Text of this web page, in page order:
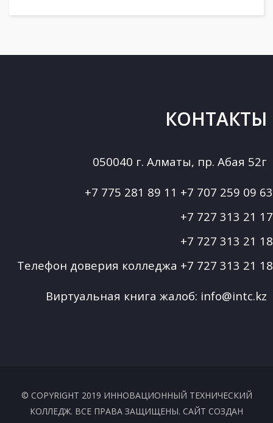
КОНТАКТЫ
050040 г. Алматы, пр. Абая 52г
+7 775 281 89 11 +7 707 259 09 63
+7 727 313 21 17
+7 727 313 21 18
Телефон доверия колледжа +7 727 313 21 18
Виртуальная книга жалоб: info@intc.kz
© COPYRIGHT 2019 ИННОВАЦИОННЫЙ ТЕХНИЧЕСКИЙ
КОЛЛЕДЖ. ВСЕ ПРАВА ЗАЩИЩЕНЫ. САЙТ СОЗДАН